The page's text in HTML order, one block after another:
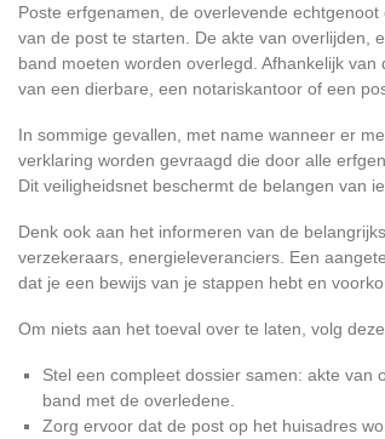
Poste erfgenamen, de overlevende
van de post te starten. De akte van overlijden,
band moeten worden overlegd. Afhankelijk
van een dierbare, een notariskantoor of een
In sommige gevallen, met name wanneer er
verklaring worden gevraagd die door alle
Dit veiligheidsnet beschermt de belangen van
Denk ook aan het informeren van de
verzekeraars, energieleveranciers. Een
dat je een bewijs van je stappen hebt en
Om niets aan het toeval over te laten, volg
Stel een compleet dossier samen: akte van
band met de overledene.
Zorg ervoor dat de post op het huisadres